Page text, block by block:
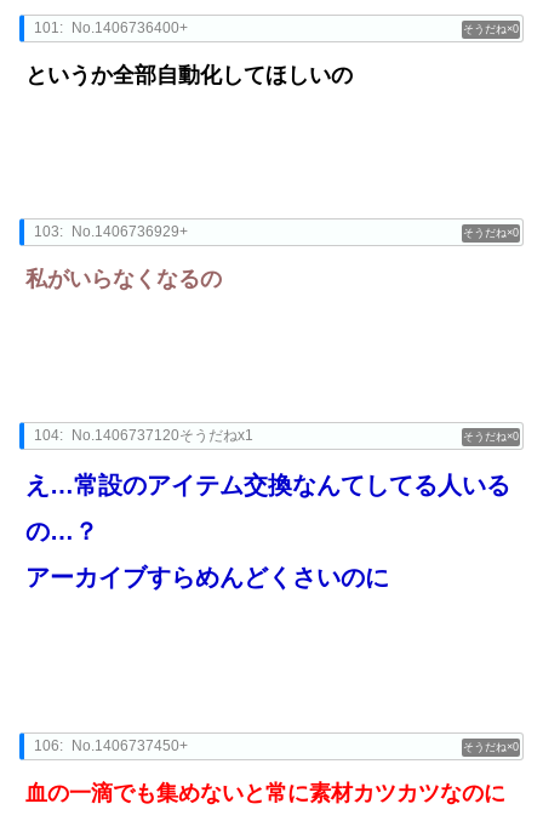
0
101: No.1406736400+
というか全部自動化してほしいの
0
103: No.1406736929+
私がいらなくなるの
0
104: No.1406737120そうだねx1
え…常設のアイテム交換なんてしてる人いる
の…？
アーカイブすらめんどくさいのに
0
106: No.1406737450+
血の一滴でも集めないと常に素材カツカツなのに